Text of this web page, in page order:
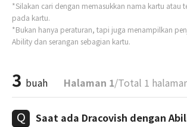
*Silakan cari dengan memasukkan nama kartu atau
pada kartu.
*Bukan hanya peraturan, tapi juga menampilkan
Ability dan serangan sebagian kartu.
3 buah Halaman 1/Total 1
Saat ada Dracovish dengan